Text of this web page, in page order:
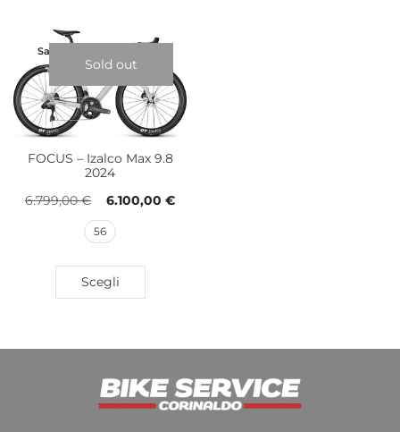
Sale!
Sold out
FOCUS – Izalco Max 9.8
2024
6.799,00€ 6.100,00 €
56
Scegli